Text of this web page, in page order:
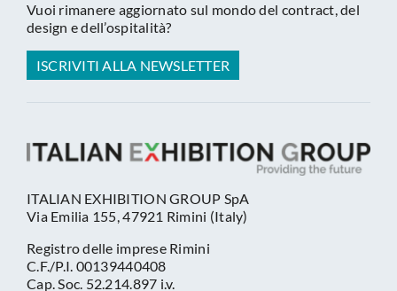
Vuoi rimanere aggiornato sul mondo del contract, del
design e dell’ospitalità?
ISCRIVITI ALLA NEWSLETTER
ITALIAN EXHIBITION GROUP SpA
Via Emilia 155, 47921 Rimini (Italy)
Registro delle imprese Rimini
C.F./P.I. 00139440408
Cap. Soc. 52.214.897 i.v.